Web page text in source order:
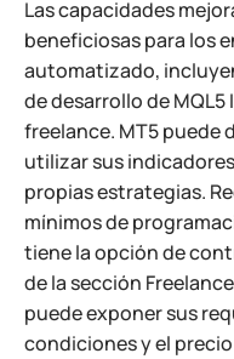
Las capacidades
beneficiosas para los
automatizado,
de desarrollo de MQL5
freelance. MT5 puede
utilizar sus
propias estrategias.
mínimos de
tiene la opción de
de la sección
puede exponer sus
condiciones y el